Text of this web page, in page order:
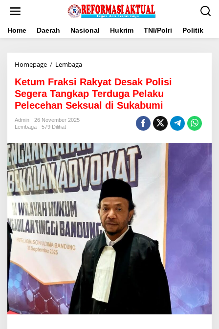
Home Daerah Nasional Hukrim TNI/Polri Politik
Homepage / LembagaKetum
Rakyat
Desak
Polisi
Segera
Pelecehan
Seksual
di
Sukabumi
Ketum Fraksi Rakyat Desak Polisi
Segera Tangkap Terduga Pelaku
Pelecehan Seksual di Sukabumi
Admin
26 November 2025
Lembaga
579 Dilihat